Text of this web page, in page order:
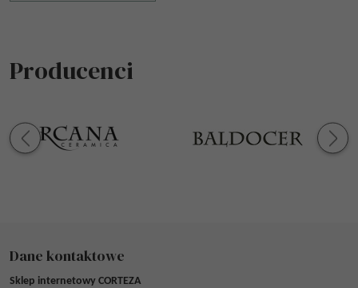
Producenci
Dane kontaktowe
Sklep internetowy CORTEZA